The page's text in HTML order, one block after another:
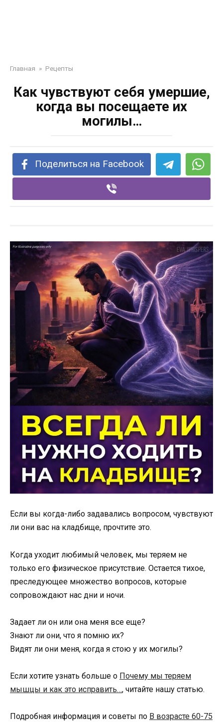
Главная » Рецепты
Как чувствуют себя умершие,
когда вы посещаете их
могилы…
Поделиться на Facebook
Если вы когда-либо задавались вопросом, чувствуют
ли они вас на кладбище, прочтите это.
Когда уходит любимый человек, мы теряем не
только его физическое присутствие. Остается тихое,
преследующее множество вопросов, которые
сопровождают нас дни и ночи.
Задает ли он или она меня все еще?
Знают ли они, что я помню их?
Видят ли они меня, когда я стою у их могилы?
Если хотите узнать больше о Почему мы теряем
мышцы и как это исправить…, читайте нашу статью.
Подробная информация и советы по В возрасте 60-75